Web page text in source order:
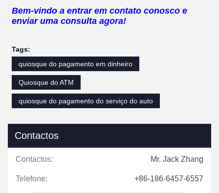
Bem-vindo a entrar em contato conosco e
enviar uma consulta agora!
Tags:
quiosque do pagamento em dinheiro
Quiosque do ATM
quiosque do pagamento do serviço do auto
Contactos
Contactos: Mr. Jack Zhang
Telefone: +86-186-6457-6557